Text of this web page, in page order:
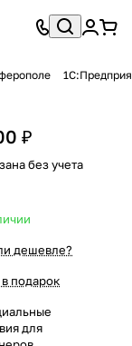
₽
без учета
дешевле?
подарок
для